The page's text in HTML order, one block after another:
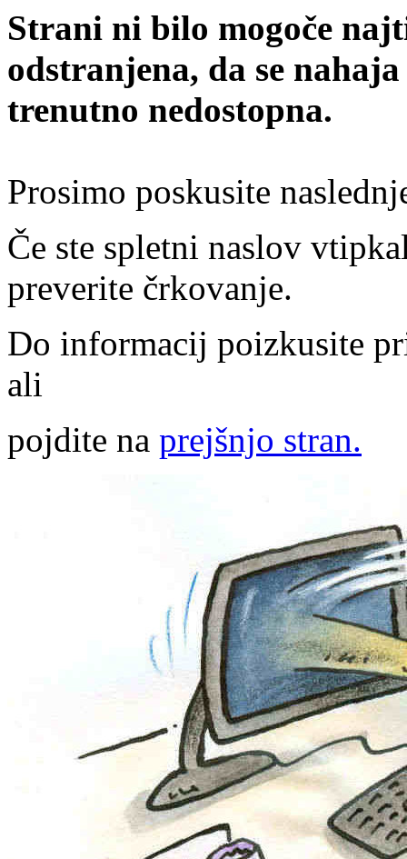
Strani ni bilo mogoče
odstranjena, da se
trenutno nedostopna.
Prosimo poskusite
Če ste spletni naslov
preverite črkovanje.
Do informacij poizkusite
ali
pojdite na prejšnjo stran.